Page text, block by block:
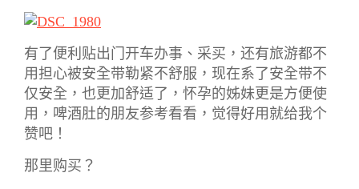
有了便利贴出门开车办事、采买，还有旅游都不
用担心被安全带勒紧不舒服，现在系了安全带不
仅安全，也更加舒适了，怀孕的姊妹更是方便使
用，啤酒肚的朋友参考看看，觉得好用就给我个
赞吧！
那里购买？